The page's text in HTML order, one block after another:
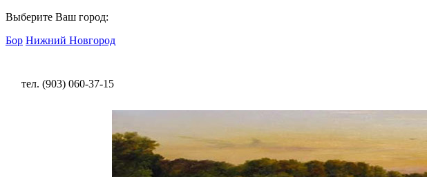
Выберите Ваш город:
Бор Нижний Новгород
тел. (903) 060-37-15